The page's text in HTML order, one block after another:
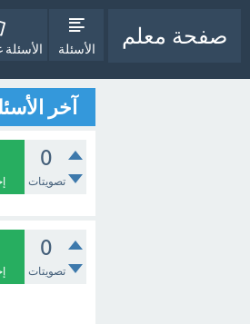
صفحة معلم
الأسئلة الأسئلة
آخر
0
تصويتات
0
تصويتات